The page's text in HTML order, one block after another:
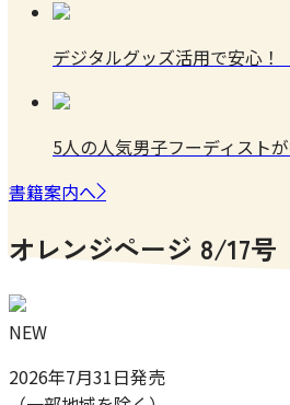
デジタルグッズ活用で安心
5人の人気男子フーディスト
書籍案内へ
オレンジページ 8/17号
NEW
2026年7月31日発売